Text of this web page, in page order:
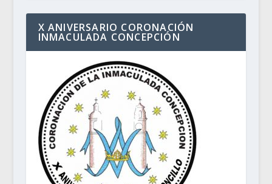
X ANIVERSARIO CORONACIÓN
INMACULADA CONCEPCIÓN